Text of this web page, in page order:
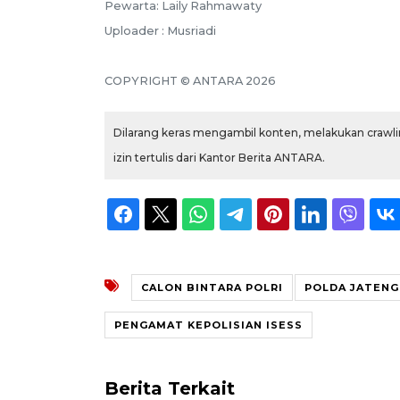
Pewarta: Laily Rahmawaty
Uploader : Musriadi
COPYRIGHT © ANTARA 2026
Dilarang keras mengambil konten, melakukan
izin tertulis dari Kantor Berita ANTARA.
CALON BINTARA POLRI POLDA JATENG
PENGAMAT KEPOLISIAN ISESS
Berita Terkait